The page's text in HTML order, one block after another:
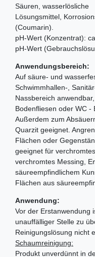
Säuren, wasserlösliche
Lösungsmittel,
(Coumarin).
pH-Wert (Konzentrat):
pH-Wert
Anwendungsbereich:
Auf säure- und
Schwimmhallen-,
Nassbereich
Bodenfliesen oder WC -
Außerdem zum
Quarzit geeignet.
Flächen oder
geeignet für
verchromtes Messing,
säureempfindlichem
Flächen aus
Anwendung:
Vor der Erstanwendung
unauffälliger Stelle zu
Reinigungslösung nicht
Schaumreinigung:
Produkt unverdünnt in